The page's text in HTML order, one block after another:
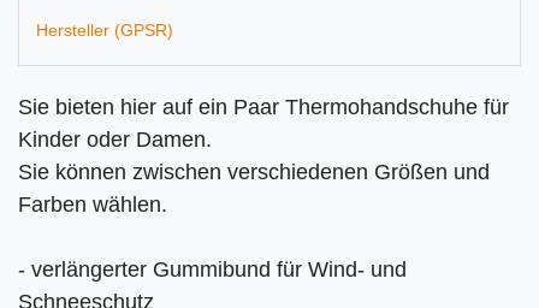
Hersteller (GPSR)
Sie bieten hier auf ein Paar Thermohandschuhe für
Kinder oder Damen.
Sie können zwischen verschiedenen Größen und
Farben wählen.
- verlängerter Gummibund für Wind- und
Schneeschutz